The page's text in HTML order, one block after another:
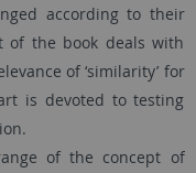
according to their
of the book deals with
of ‘similarity’ for
is devoted to testing
of the concept of